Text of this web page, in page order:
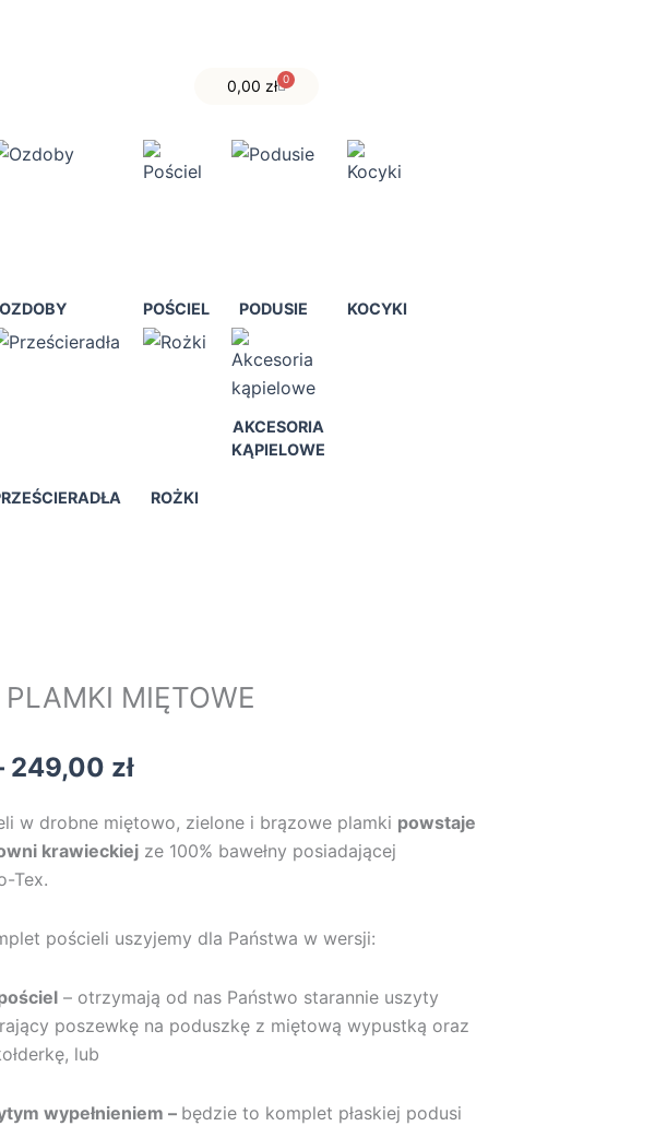
OZDOBY POŚCIEL PODUSIE KOCYKI
ROŻKI
AKCESORIA
KĄPIELOWE
0,00 zł 0
Wózek
PLAMKI MIĘTOWE
249,00 złZakres
od
99,00 zł
w drobne miętowo, zielone i brązowe plamki powstaje
krawieckiej ze 100% bawełny posiadającej
Tex.
pościeli uszyjemy dla Państwa w wersji:
– otrzymają od nas Państwo starannie uszyty
poszewkę na poduszkę z miętową wypustką oraz
lub
wypełnieniem – będzie to komplet płaskiej podusi